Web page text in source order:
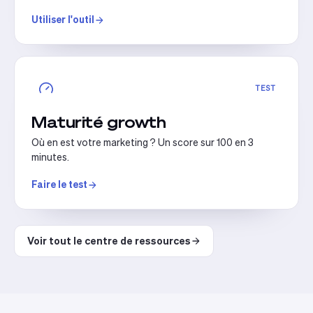
Utiliser l'outil
TEST
Maturité growth
Où en est votre marketing ? Un score sur 100 en 3
minutes.
Faire le test
Voir tout le centre de ressources